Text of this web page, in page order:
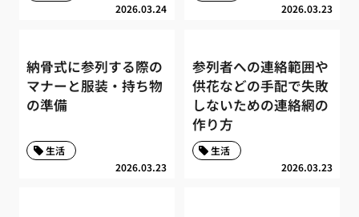
2026.03.24 2026.03.23
納骨式に参列する際の
マナーと服装・持ち物
の準備
2026.03.23
生活
参列者への連絡範囲や
供花などの手配で失敗
しないための連絡網の
作り方
2026.03.23
生活